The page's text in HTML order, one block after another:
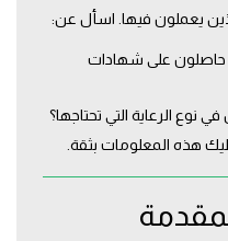
يعملون فيها. اسأل عن:
حاصلون على شهادات
الرعاية التي تحتاجها؟
هذه المعلومات بثقة.